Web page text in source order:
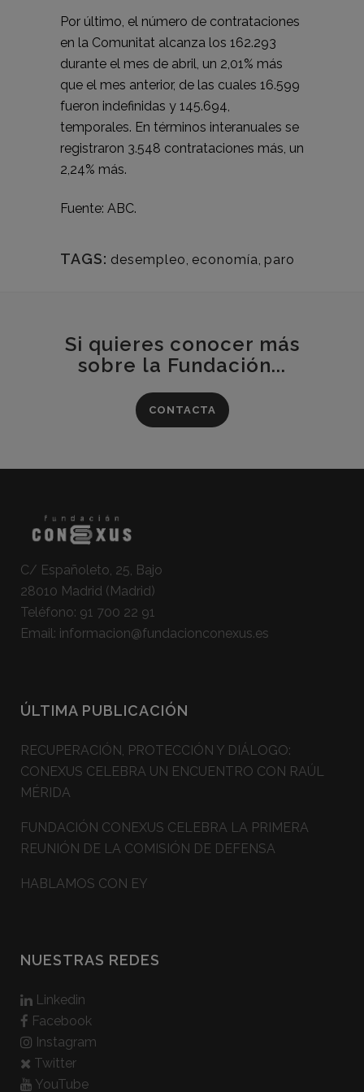
Por último, el número de contrataciones
en la Comunitat alcanza los 162.293
durante el mes de abril, un 2,01% más
que el mes anterior, de las cuales 16.599
fueron indefinidas y 145.694,
temporales. En términos interanuales se
registraron 3.548 contrataciones más, un
2,24% más.
Fuente: ABC.
TAGS: desempleo economía paro
Si quieres conocer más
sobre la Fundación...
CONTACTA
C/ Españoleto, 25, Bajo
28010 Madrid (Madrid)
Teléfono: 91 700 22 91
Email: informacion@fundacionconexus.es
ÚLTIMA PUBLICACIÓN
RECUPERACIÓN, PROTECCIÓN Y DIÁLOGO:
CONEXUS CELEBRA UN ENCUENTRO CON RAÚL
MÉRIDA
FUNDACIÓN CONEXUS CELEBRA LA PRIMERA
REUNIÓN DE LA COMISIÓN DE DEFENSA
HABLAMOS CON EY
NUESTRAS REDES
Linkedin
Facebook
Instagram
Twitter
YouTube